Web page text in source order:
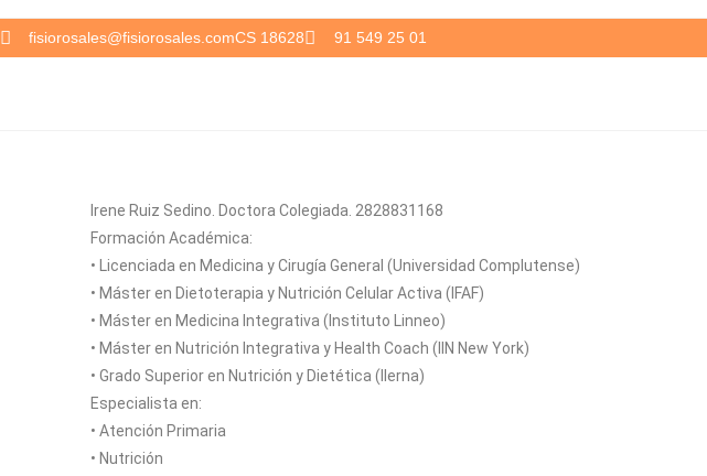
fisiorosales@fisiorosales.comCS 18628 91 549 25 01
Irene Ruiz Sedino. Doctora Colegiada. 2828831168
Formación Académica:
• Licenciada en Medicina y Cirugía General (Universidad Complutense)
• Máster en Dietoterapia y Nutrición Celular Activa (IFAF)
• Máster en Medicina Integrativa (Instituto Linneo)
• Máster en Nutrición Integrativa y Health Coach (IIN New York)
• Grado Superior en Nutrición y Dietética (Ilerna)
Especialista en:
• Atención Primaria
• Nutrición